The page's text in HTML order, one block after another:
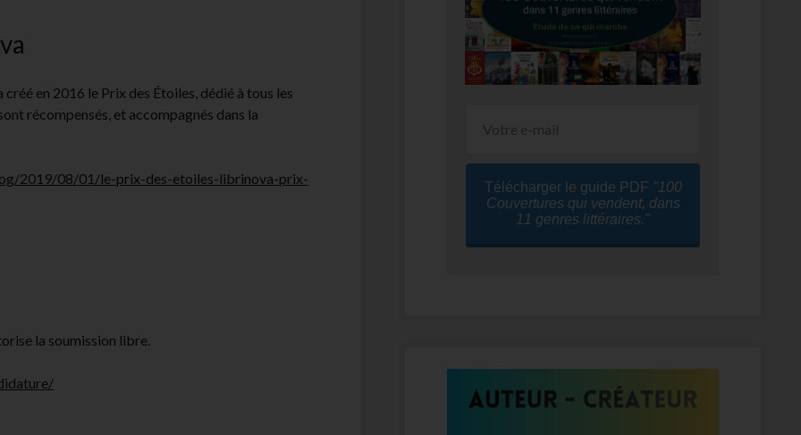
en 2016 le Prix des Étoiles, dédié à tous les
récompensés, et accompagnés dans la
2019/08/01/le-prix-des-etoiles-librinova-prix-
la soumission libre.
Télécharger le guide PDF "100
Couvertures qui vendent, dans
11 genres littéraires."